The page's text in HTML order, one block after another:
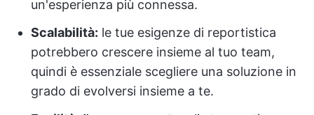
un'esperienza più connessa.
Scalabilità: le tue esigenze di reportistica
potrebbero crescere insieme al tuo team,
quindi è essenziale scegliere una soluzione in
grado di evolversi insieme a te.